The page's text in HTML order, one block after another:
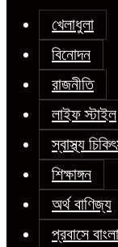
খেলাধুলা
বিনোদন
রাজনীতি
লাইফ স্টাইল
স্বাস্থ্য
শিক্ষাঙ্গন
অর্থ বাণিজ্য
প্রবাসে বাংলা